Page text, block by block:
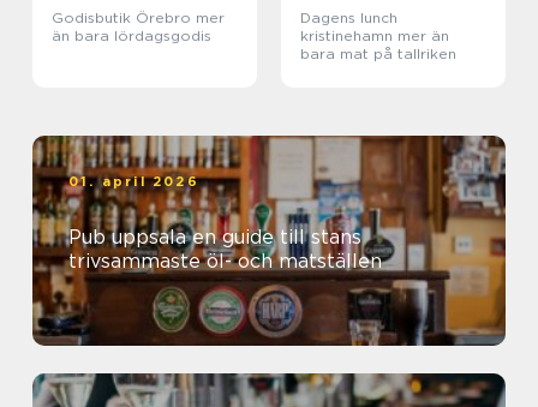
Godisbutik Örebro mer
än bara lördagsgodis
Dagens lunch
kristinehamn mer än
bara mat på tallriken
01. april 2026
Pub uppsala en guide till stans
trivsammaste öl- och matställen